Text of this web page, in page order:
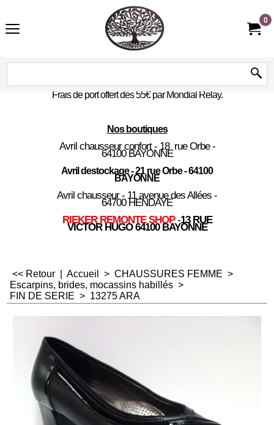
0
Frais de port offert dès 55€ par Mondial Relay.
Nos boutiques
Avril chausseur confort - 18 rue Orbe -
64100 BAYONNE
Avril destockage - 21 rue Orbe - 64100
BAYONNE
Avril chausseur - 11 avenue des Allées -
64700 HENDAYE
RIEKER REMONTE SHOP -13 RUE
VICTOR HUGO 64100 BAYONNE
<< Retour Accueil > CHAUSSURES FEMME >
Escarpins, brides, mocassins habillés >
FIN DE SERIE > 13275 ARA